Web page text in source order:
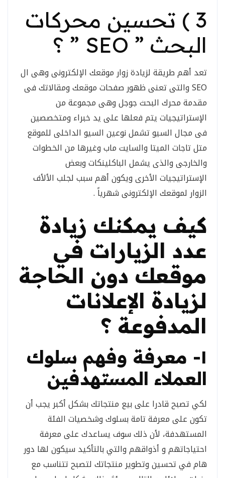
3 ) تحسين محركات
البحث ” SEO ” ؟
تعد أهم طريقة لزيادة زوار موقعك الإلكترونى وهى ال
SEO والتى تعنى ظهور صفحات موقعك ومقالاتك فى
مقدمة محرك البحث جوجل وهى مجموعة من
الإستراتيجيات يتم فعلها على يد خبراء ومتخصصين
فى مجال السيو تشمل نوعين السيو الداخلى للموقع
متل تاجات الميتا والسايت ماب وغيرها من الخطوات
والخارجى والذى يشمل الباكلينكات وبعض
الإستراتيجيات الأخرى ويكون أهم سبب لجلب الألأف
الزوار لموقعك الإلكترونى شهرياً .
كيف يمكنك زيادة
عدد الزيارات في
موقعك دون الحاجة
لزيادة الإعلانات
المدفوعة ؟
١- معرفة وفهم سلوك
العملاء المستهدفين
لكي تصبح قادرا على بيع منتجاتك بشكل أكبر يجب أن
تكون على معرفة تامة بسلوك وشخصيات الفئة
المستهدفة، لأن ذلك سوف يساعدك على معرفة
احتياجاتهم و أذواقهم والتي بالتأكيد سيكون لها دور
هام في تحسين وتطوير منتجاتك لتصبح تتناسب مع